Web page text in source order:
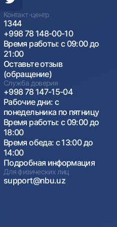
Контакт-центр
1344
+998 78 148-00-10
Время работы: с 09:00 до
21:00
Оставьте отзыв
(обращение)
Служба доверия
+998 78 147-15-04
Рабочие дни: с
понедельника по пятницу
Время работы: с 09:00 до
18:00
Время обеда: с 13:00 до
14:00
Подробная информация
Для физических лиц
support@nbu.uz